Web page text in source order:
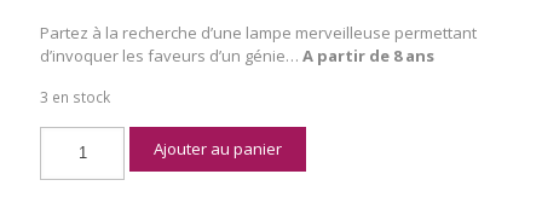
Partez à la recherche d’une lampe merveilleuse permettant
d’invoquer les faveurs d’un génie… A partir de 8 ans
3 en stock
Aladin
Ajouter au panier